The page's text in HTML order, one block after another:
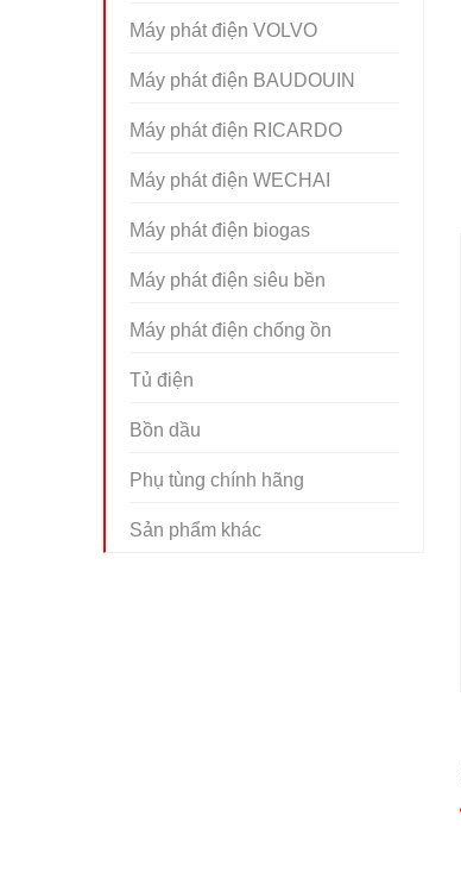
Máy phát điện VOLVO
Máy phát điện BAUDOUIN
Máy phát điện RICARDO
Máy phát điện WECHAI
Máy phát điện biogas
Máy phát điện siêu bền
Máy phát điện chống ồn
Tủ điện
Bồn dầu
Phụ tùng chính hãng
Sản phẩm khác